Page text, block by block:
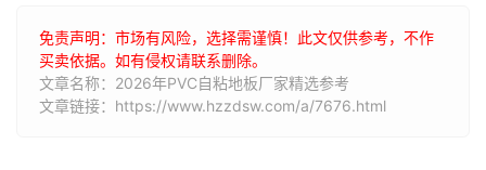
免责声明：市场有风险，选择需谨慎！此文仅供参考，不作
买卖依据。如有侵权请联系删除。
文章名称：2026年PVC自粘地板厂家精选参考
文章链接：https://www.hzzdsw.com/a/7676.html